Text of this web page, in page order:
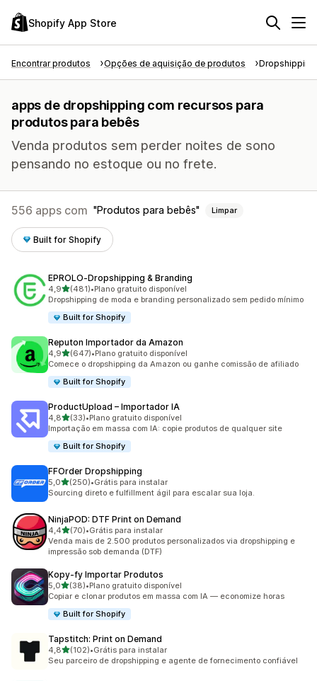
Shopify App Store
Encontrar produtos Opções de aquisição de produtos Dropshipping
apps de dropshipping com recursos para
produtos para bebês
Venda produtos sem perder noites de sono
pensando no estoque ou no frete.
556 apps com Produtos para bebês Limpar
Built for Shopify
EPROLO‑Dropshipping & Branding
4,9de 5 estrelas
(481)
481 avaliações ao todo
•Plano gratuito disponível
Dropshipping de moda e branding personalizado sem pedido mínimo
Built for Shopify
Reputon Importador da Amazon
4,9de 5 estrelas
(647)
647 avaliações ao todo
•Plano gratuito disponível
Comece o dropshipping da Amazon ou ganhe comissão de afiliado
Built for Shopify
ProductUpload – Importador IA
4,8de 5 estrelas
(33)
33 avaliações ao todo
•Plano gratuito disponível
Importação em massa com IA: copie produtos de qualquer site
Built for Shopify
FFOrder Dropshipping
5,0de 5 estrelas
(250)
250 avaliações ao todo
•Grátis para instalar
Sourcing direto e fulfillment ágil para escalar sua loja.
NinjaPOD: DTF Print on Demand
4,4de 5 estrelas
(70)
70 avaliações ao todo
•Grátis para instalar
Venda mais de 2.500 produtos personalizados via dropshipping e
impressão sob demanda (DTF)
Kopy‑fy Importar Produtos
5,0de 5 estrelas
(38)
38 avaliações ao todo
•Plano gratuito disponível
Copiar e clonar produtos em massa com IA — economize horas
Built for Shopify
Tapstitch: Print on Demand
4,8de 5 estrelas
(102)
102 avaliações ao todo
•Grátis para instalar
Seu parceiro de dropshipping e agente de fornecimento confiável